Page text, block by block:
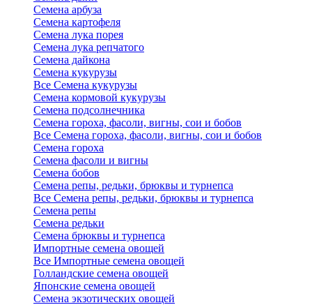
Семена арбуза
Семена картофеля
Семена лука порея
Семена лука репчатого
Семена дайкона
Семена кукурузы
Все Семена кукурузы
Семена кормовой кукурузы
Семена подсолнечника
Семена гороха, фасоли, вигны, сои и бобов
Все Семена гороха, фасоли, вигны, сои и бобов
Семена гороха
Семена фасоли и вигны
Семена бобов
Семена репы, редьки, брюквы и турнепса
Все Семена репы, редьки, брюквы и турнепса
Семена репы
Семена редьки
Семена брюквы и турнепса
Импортные семена овощей
Все Импортные семена овощей
Голландские семена овощей
Японские семена овощей
Семена экзотических овощей